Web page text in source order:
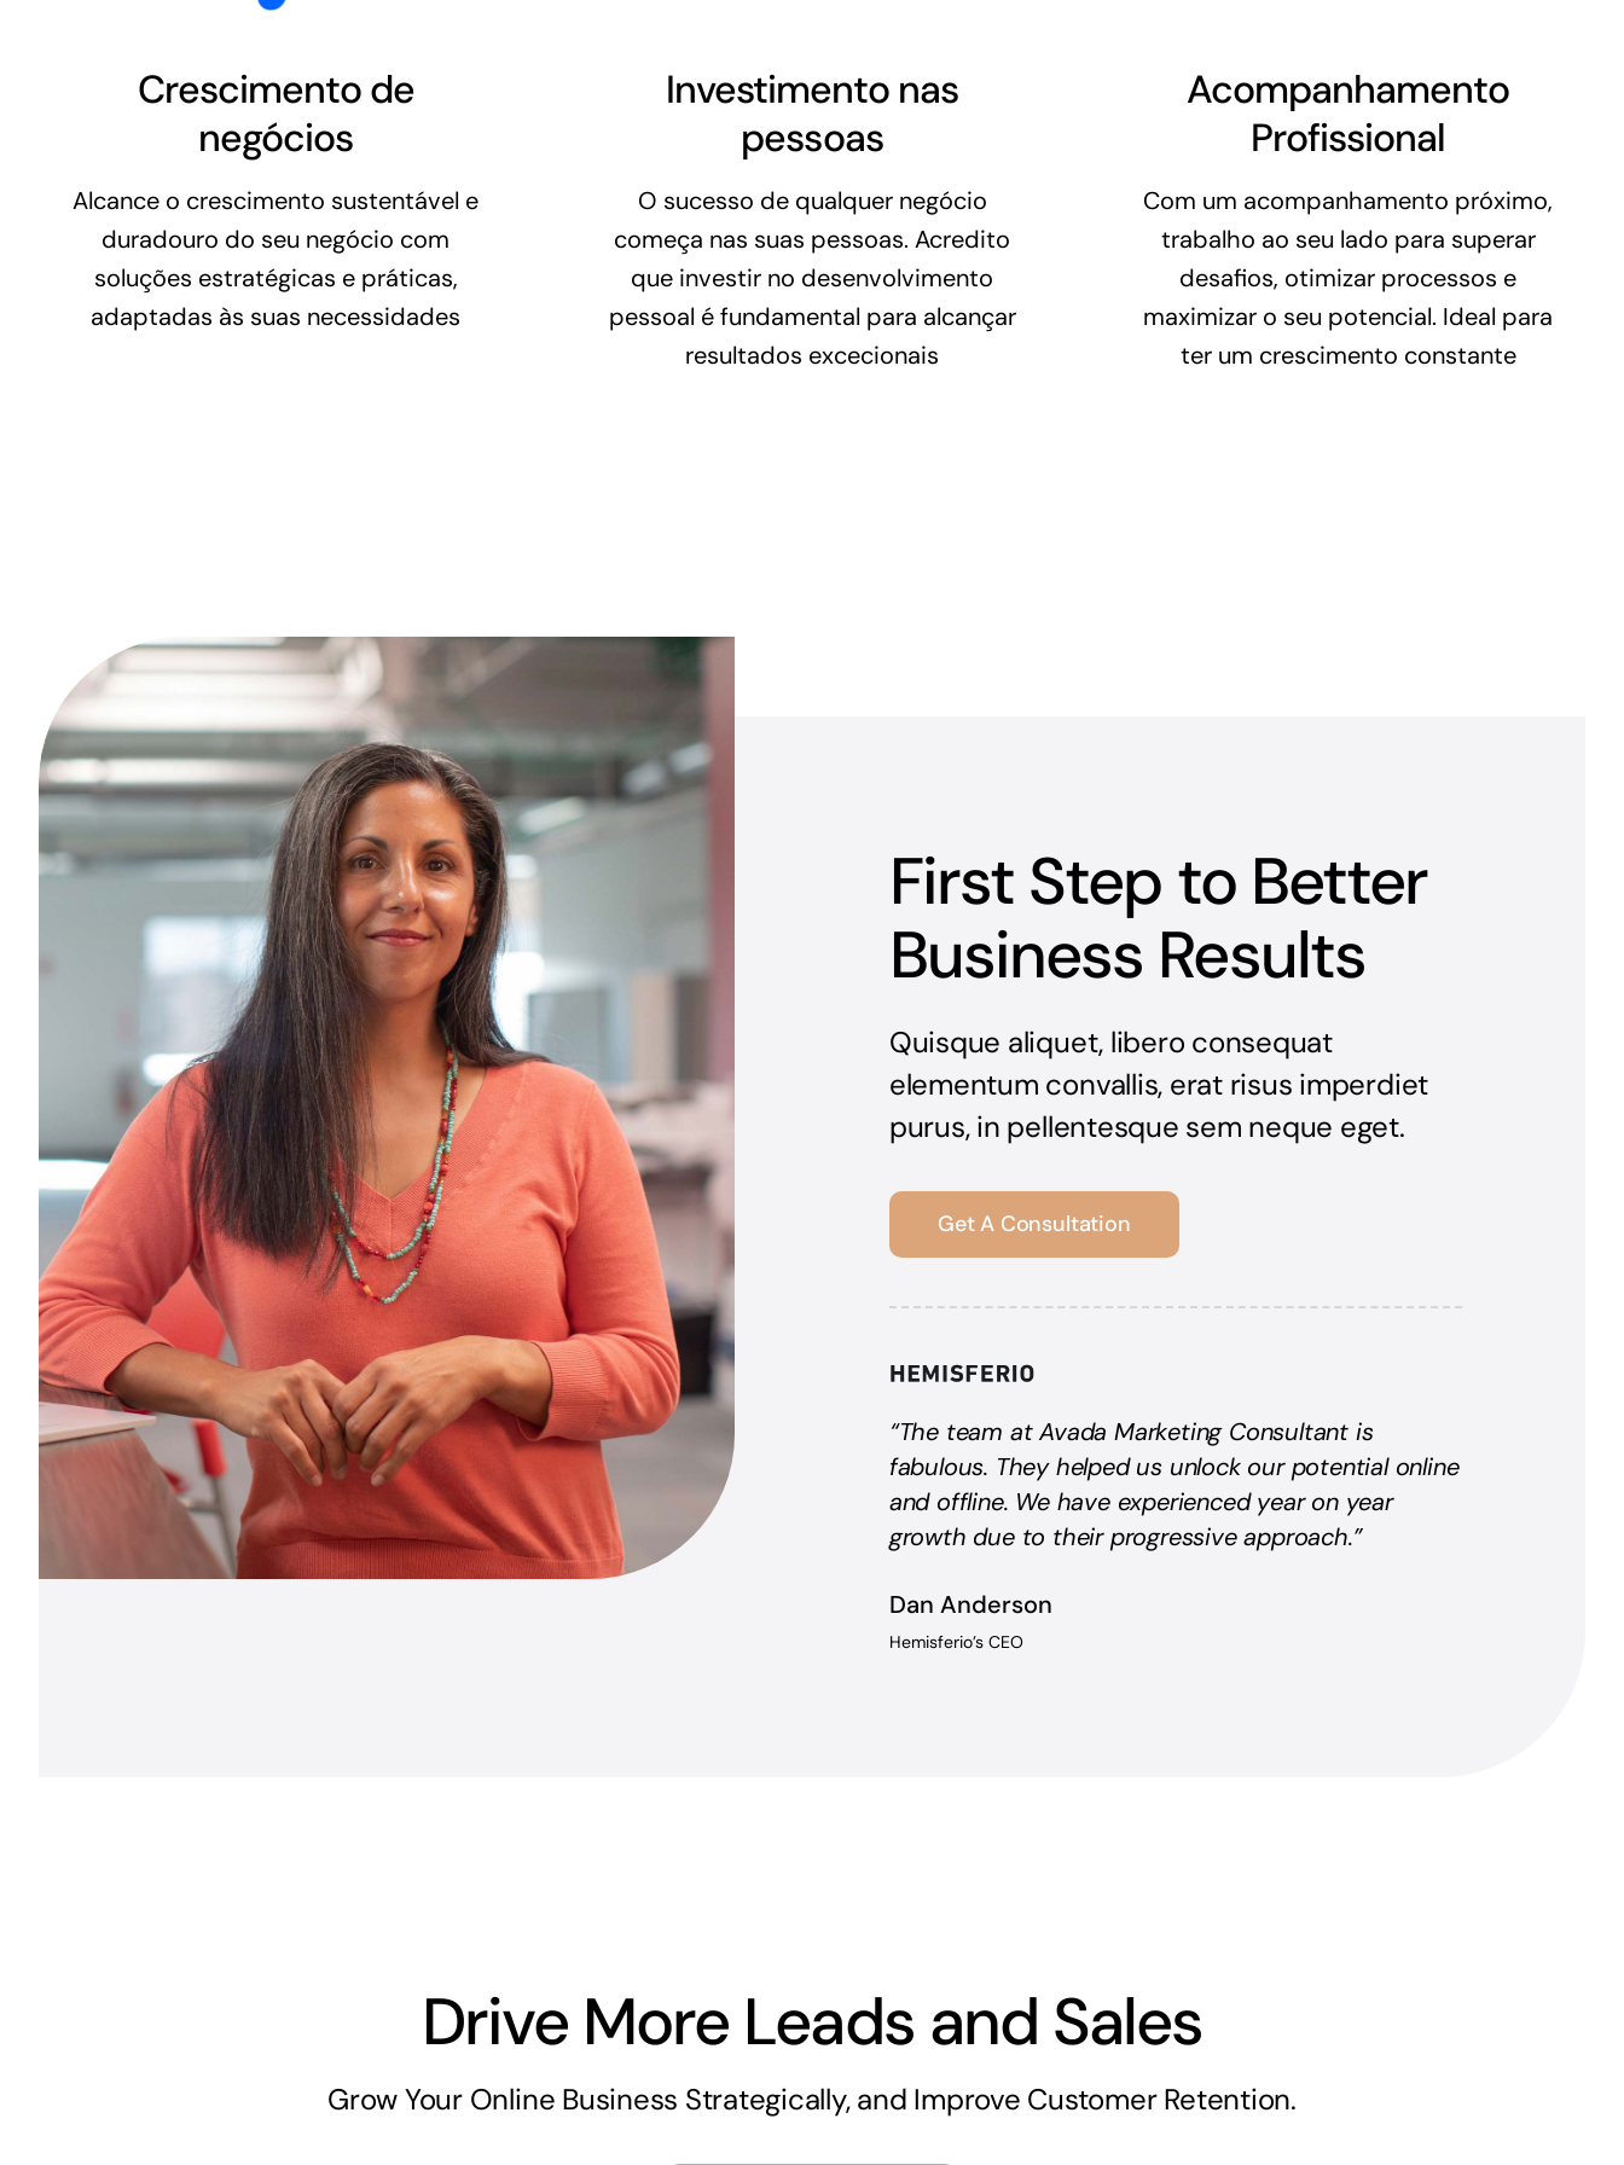
Crescimento de
negócios
Alcance o crescimento sustentável e
duradouro do seu negócio com
soluções estratégicas e práticas,
adaptadas às suas necessidades
Investimento nas
pessoas
O sucesso de qualquer negócio
começa nas suas pessoas. Acredito
que investir no desenvolvimento
pessoal é fundamental para alcançar
resultados excecionais
Acompanhamento
Profissional
Com um acompanhamento próximo,
trabalho ao seu lado para superar
desafios, otimizar processos e
maximizar o seu potencial. Ideal para
ter um crescimento constante
First Step to Better
Business Results
Quisque aliquet, libero consequat
elementum convallis, erat risus imperdiet
purus, in pellentesque sem neque eget.
Get A Consultation
“The team at Avada Marketing Consultant is
fabulous. They helped us unlock our potential online
and offline. We have experienced year on year
growth due to their progressive approach.”
Dan Anderson
Hemisferio’s CEO
Drive More Leads and Sales
Grow Your Online Business Strategically, and Improve Customer Retention.